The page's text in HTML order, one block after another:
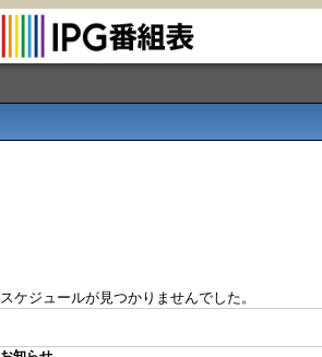
スケジュールが見つかりませんでした。